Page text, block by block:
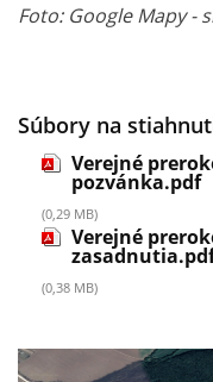
Foto: Google Mapy -
Súbory na
Verejné
pozvánka.pdf
(0,29 MB)
Verejné
(0,38 MB)